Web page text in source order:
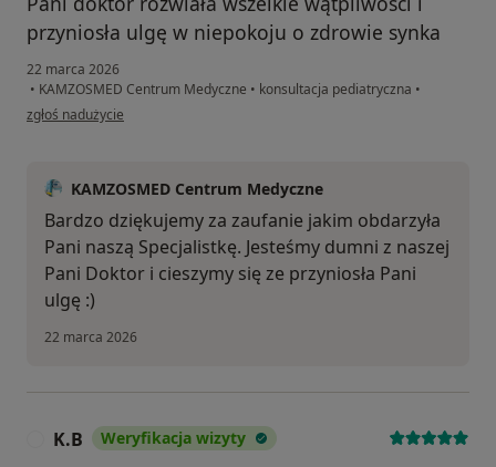
przyniosła ulgę w niepokoju o zdrowie synka
22 marca 2026
• KAMZOSMED Centrum Medyczne • konsultacja pediatryczna •
w opinii użytkownika Katarzyna
zgłoś nadużycie
KAMZOSMED Centrum Medyczne
Bardzo dziękujemy za zaufanie jakim obdarzyła
Pani naszą Specjalistkę. Jesteśmy dumni z naszej
Pani Doktor i cieszymy się ze przyniosła Pani
ulgę :)
22 marca 2026
K.B Weryfikacja wizyty